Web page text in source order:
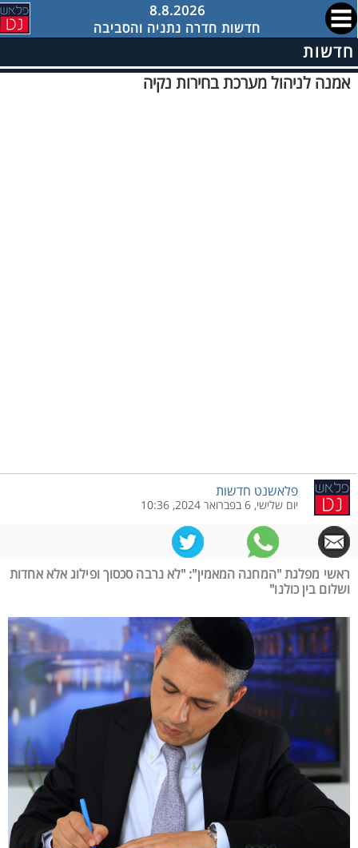
8.8.2026
חדשות חדרה נתניה והסביבה
חדשות
אמנה לניהול מערכת בחירות נקיה
פלאשנט חדשות
יום שלישי, 6 בפברואר 2024, 10:36
ראשי מפלגת "המחנה המאמין": "לא נרבה סכסוך ופילוג אלא אחדות
ושלום בין כולנו"